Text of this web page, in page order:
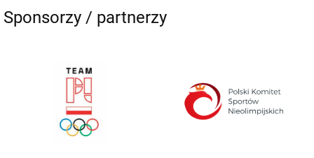
Sponsorzy / partnerzy